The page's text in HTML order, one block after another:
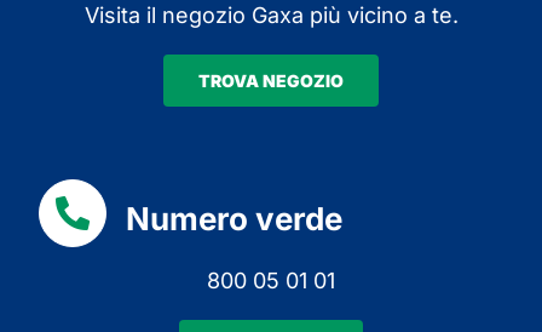
Visita il negozio Gaxa più vicino a te.
TROVA NEGOZIO
Numero verde
800 05 01 01